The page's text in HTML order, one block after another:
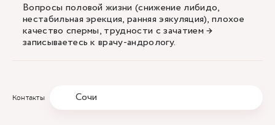
Вопросы половой жизни (снижение либидо,
нестабильная эрекция, ранняя эякуляция), плохое
качество спермы, трудности с зачатием →
записываетесь к врачу-андрологу.
Контакты Сочи